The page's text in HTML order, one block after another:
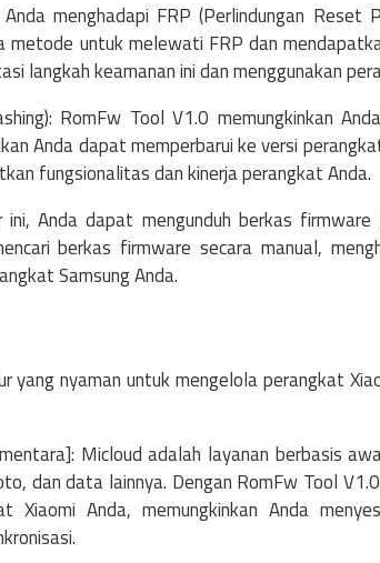
menghadapi FRP (Perlindungan
metode untuk melewati FRP dan
langkah keamanan ini dan menggunakan
RomFw Tool V1.0 memungkinkan
Anda dapat memperbarui ke versi
fungsionalitas dan kinerja perangkat Anda.
ini, Anda dapat mengunduh berkas
berkas firmware secara manual,
Samsung Anda.
yang nyaman untuk mengelola perangkat
Micloud adalah layanan berbasis
dan data lainnya. Dengan RomFw Tool
Xiaomi Anda, memungkinkan Anda